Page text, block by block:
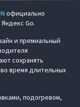
официально
Go.
и премиальный
сохранять
время длительных
подогревом,